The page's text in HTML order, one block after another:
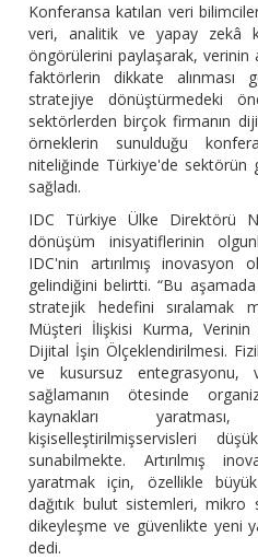
Konferansa katılan veri
veri, analitik ve yapay zekâ
öngörülerini paylaşarak,
faktörlerin dikkate alınması
stratejiye dönüştürmedeki
sektörlerden birçok firmanın
örneklerin sunulduğu
niteliğinde Türkiye'de sektörün
sağladı.
IDC Türkiye Ülke Direktörü
dönüşüm inisyatiflerinin
IDC'nin artırılmış inovasyon
gelindiğini belirtti. “Bu
stratejik hedefini sıralamak
Müşteri İlişkisi Kurma,
Dijital İşin Ölçeklendirilmesi.
ve kusursuz entegrasyonu,
sağlamanın ötesinde
kaynakları
kişiselleştirilmişservisleri
sunabilmekte. Artırılmış
yaratmak için, özellikle
dağıtık bulut sistemleri, mikro
dikeyleşme ve güvenlikte yeni
dedi.